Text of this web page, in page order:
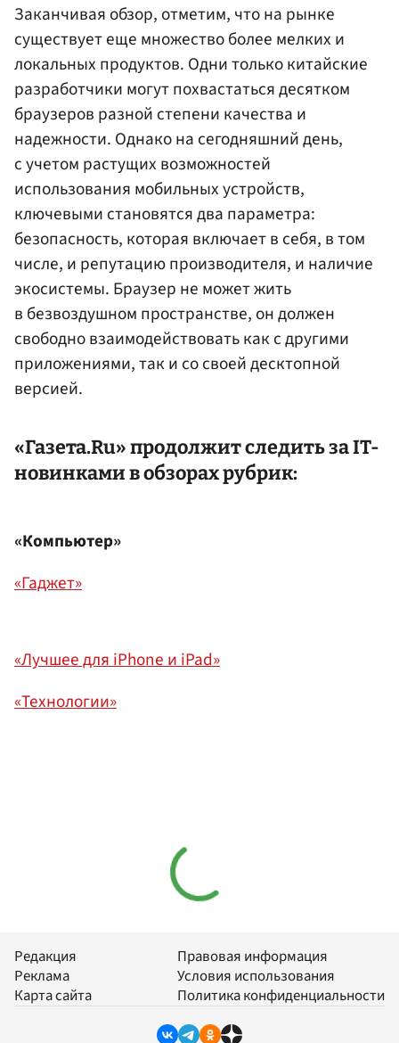
Заканчивая обзор, отметим, что на рынке
существует еще множество более мелких и
локальных продуктов. Одни только китайские
разработчики могут похвастаться десятком
браузеров разной степени качества и
надежности. Однако на сегодняшний день,
с учетом растущих возможностей
использования мобильных устройств,
ключевыми становятся два параметра:
безопасность, которая включает в себя, в том
числе, и репутацию производителя, и наличие
экосистемы. Браузер не может жить
в безвоздушном пространстве, он должен
свободно взаимодействовать как с другими
приложениями, так и со своей десктопной
версией.
«Газета.Ru» продолжит следить за IT-
новинками в обзорах рубрик:
«Компьютер»
«Гаджет»
«Лучшее для iPhone и iPad»
«Технологии»
Редакция
Реклама
Карта сайта
Правовая информация
Условия использования
Политика конфиденциальности